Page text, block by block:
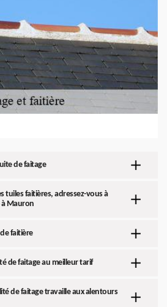
de faitage
tuiles faitières, adressez-vous à
Mauron
faitière
de faitage au meilleur tarif
de faitage travaille aux alentours